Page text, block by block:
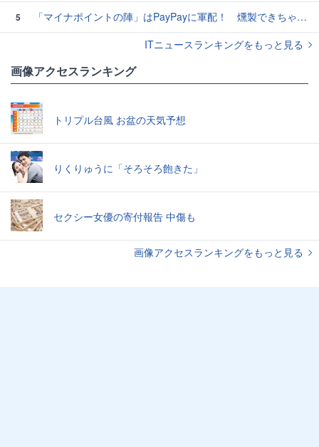
5
「マイナポイントの陣」はPayPayに軍配！ 燻製できちゃう鍋、グラスドームクッカー
ITニュースランキングをもっと見る
画像アクセスランキング
トリプル台風 お盆の天気予想
りくりゅうに「そろそろ飽きた」
セクシー女優の寄付報告 中傷も
画像アクセスランキングをもっと見る